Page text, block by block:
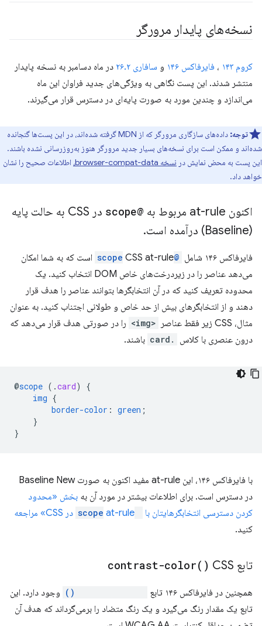
نسخه‌های پایدار مرورگر
کروم ۱۴۳ ، فایرفاکس ۱۴۶ و سافاری ۲۶.۲
در ماه دسامبر به نسخه پایدار
منتشر شدند. این پست نگاهی به ویژگی‌های جدید فراوان این ماه
می‌اندازد و چندین مورد به صورت پایه‌ای در دسترس قرار می‌گیرند.
توجه:
داده‌های سازگاری مرورگر که از MDN گرفته شده‌اند، در این پست‌ها گنجانده
شده‌اند و ممکن است برای نسخه‌های بسیار جدید مرورگر هنوز به‌روزرسانی نشده باشند.
این پست به محض نمایش در نسخه browser-compat-data،
اطلاعات صحیح را نشان
خواهد داد.
اکنون at-rule مربوط به @scope
در CSS به حالت پایه
(Baseline) درآمده است
.
فایرفاکس ۱۴۶ شامل @scope
CSS at-rule است که به شما امکان
می‌دهد عناصر را در زیردرخت‌های خاص DOM انتخاب کنید. یک
محدوده تعریف کنید که در آن انتخابگرها بتوانند عناصر را هدف قرار
دهند و از انتخابگرهای بیش از حد خاص و طولانی اجتناب کنید. به عنوان
مثال، CSS زیر فقط عناصر
<img>
را در صورتی هدف قرار می‌دهد که
درون عنصری با کلاس
.card باشند.
@scope ( .card)
{
img {
border-color : green ;
}
}
با فایرفاکس ۱۴۶، این at-rule مفید اکنون به صورت Baseline New
در دسترس است. برای اطلاعات بیشتر در مورد آن به بخش «محدود
کردن دسترسی انتخابگرهایتان با
at-rule در CSS» مراجعه
کنید.
تابع contrast-color( ) CSS
همچنین در فایرفاکس ۱۴۶ تابع
وجود دارد. این
تابع یک مقدار رنگ می‌گیرد و یک رنگ متضاد را برمی‌گرداند که هدف آن